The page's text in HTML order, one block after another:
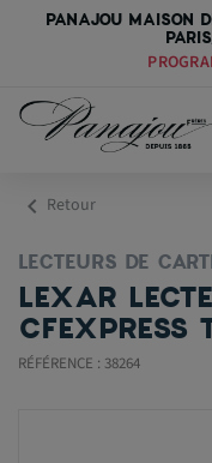
PANAJOU MAISON
PAYER
chevron_left Retour
LECTEURS DE
LEXAR
RÉFÉRENCE : 38264